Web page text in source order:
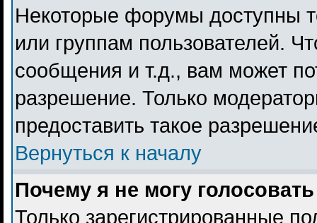
Некоторые форумы доступны
или группам пользователей.
сообщения и т.д., вам может
разрешение. Только
предоставить такое
Вернуться к началу
Почему я не могу
Только зарегистрированные